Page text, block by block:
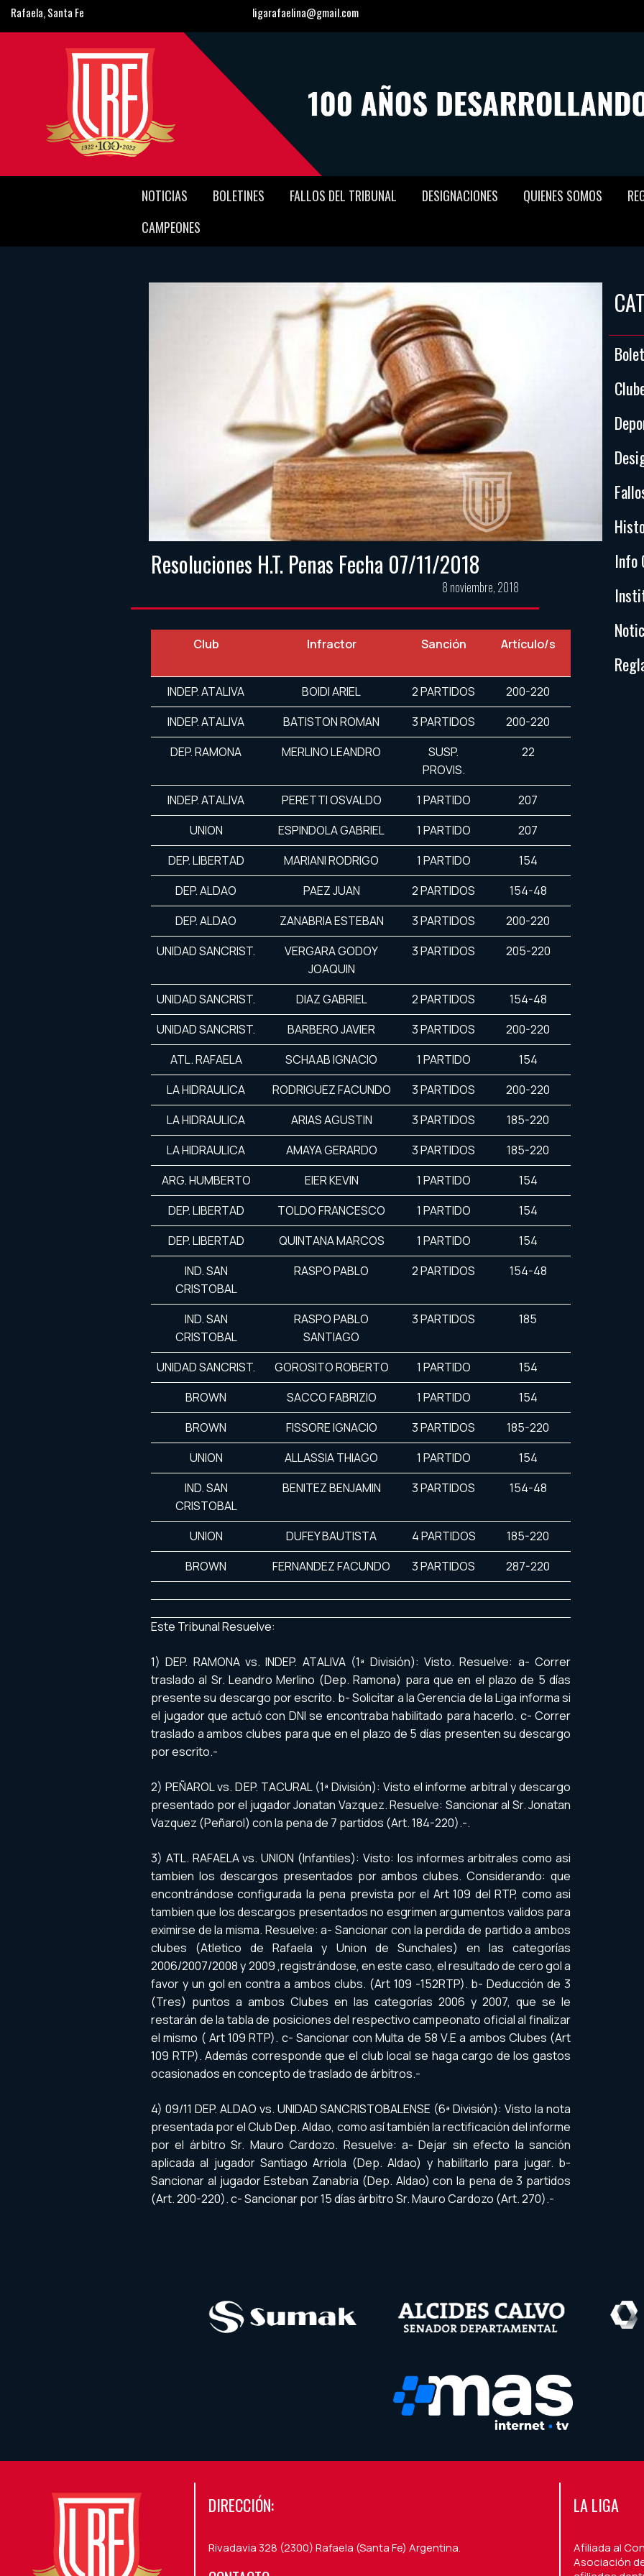
Rafaela, Santa Fe ligarafaelina@gmail.com
NOTICIAS BOLETINES FALLOS DEL TRIBUNAL DESIGNACIONES QUIENES SOMOS
CAMPEONES
Resoluciones H.T. Penas Fecha 07/11/2018
8 noviembre, 2018
Club Infractor Sanción Artículo/s
INDEP. ATALIVA BOIDI ARIEL 2 PARTIDOS
200-220
INDEP. ATALIVA
BATISTON ROMAN 3 PARTIDOS
200-220
DEP. RAMONA
MERLINO LEANDRO
SUSP.
PROVIS.
22
INDEP. ATALIVA PERETTI OSVALDO 1 PARTIDO
207
UNION
ESPINDOLA GABRIEL 1 PARTIDO
207
DEP. LIBERTAD
MARIANI RODRIGO 1 PARTIDO
154
DEP. ALDAO
PAEZ JUAN 2 PARTIDOS
154-48
DEP. ALDAO
ZANABRIA ESTEBAN 3 PARTIDOS
200-220
UNIDAD SANCRIST.
VERGARA GODOY
JOAQUIN
3 PARTIDOS 205-220
UNIDAD SANCRIST. DIAZ GABRIEL 2 PARTIDOS
154-48
UNIDAD SANCRIST.
BARBERO JAVIER 3 PARTIDOS
200-220
ATL. RAFAELA
SCHAAB IGNACIO 1 PARTIDO
154
LA HIDRAULICA
RODRIGUEZ FACUNDO 3 PARTIDOS
200-220
LA HIDRAULICA
ARIAS AGUSTIN 3 PARTIDOS
185-220
LA HIDRAULICA
AMAYA GERARDO 3 PARTIDOS
185-220
ARG. HUMBERTO
EIER KEVIN 1 PARTIDO
154
DEP. LIBERTAD
TOLDO FRANCESCO 1 PARTIDO
154
DEP. LIBERTAD
QUINTANA MARCOS 1 PARTIDO
154
IND. SAN
CRISTOBAL
RASPO PABLO 2 PARTIDOS 154-48
IND. SAN
CRISTOBAL
RASPO PABLO
SANTIAGO
3 PARTIDOS 185
UNIDAD SANCRIST. GOROSITO ROBERTO 1 PARTIDO
154
BROWN
SACCO FABRIZIO 1 PARTIDO
154
BROWN
FISSORE IGNACIO 3 PARTIDOS
185-220
UNION
ALLASSIA THIAGO 1 PARTIDO
154
IND. SAN
CRISTOBAL
BENITEZ BENJAMIN 3 PARTIDOS 154-48
UNION DUFEY BAUTISTA 4 PARTIDOS
185-220
BROWN
FERNANDEZ FACUNDO 3 PARTIDOS 287-220
Este Tribunal Resuelve:
1) DEP. RAMONA vs. INDEP. ATALIVA (1ª División): Visto. Resuelve: a- Correr
traslado al Sr. Leandro Merlino (Dep. Ramona) para que en el plazo de 5 días
presente su descargo por escrito. b- Solicitar a la Gerencia de la Liga informa si
el jugador que actuó con DNI se encontraba habilitado para hacerlo. c- Correr
traslado a ambos clubes para que en el plazo de 5 días presenten su descargo
por escrito.-
2) PEÑAROL vs. DEP. TACURAL (1ª División): Visto el informe arbitral y descargo
presentado por el jugador Jonatan Vazquez. Resuelve: Sancionar al Sr. Jonatan
Vazquez (Peñarol) con la pena de 7 partidos (Art. 184-220).-.
3) ATL. RAFAELA vs. UNION (Infantiles): Visto: los informes arbitrales como asi
tambien los descargos presentados por ambos clubes. Considerando: que
encontrándose configurada la pena prevista por el Art 109 del RTP, como asi
tambien que los descargos presentados no esgrimen argumentos validos para
eximirse de la misma. Resuelve: a-Sancionar con la perdida de partido a ambos
clubes (Atletico de Rafaela y Union de Sunchales) en las categorías
2006/2007/2008 y 2009 ,registrándose, en este caso, el resultado de cero gol a
favor y un gol en contra a ambos clubs. (Art 109 -152RTP). b-Deducción de 3
(Tres) puntos a ambos Clubes en las categorías 2006 y 2007, que se le
restarán de la tabla de posiciones del respectivo campeonato oficial al finalizar
el mismo ( Art 109 RTP). c- Sancionar con Multa de 58 V.E a ambos Clubes (Art
109 RTP). Además corresponde que el club local se haga cargo de los gastos
ocasionados en concepto de traslado de árbitros.-
4) 09/11 DEP. ALDAO vs. UNIDAD SANCRISTOBALENSE (6ª División): Visto la nota
presentada por el Club Dep. Aldao, como así también la rectificación del informe
por el árbitro Sr. Mauro Cardozo. Resuelve: a- Dejar sin efecto la sanción
aplicada al jugador Santiago Arriola (Dep. Aldao) y habilitarlo para jugar. b-
Sancionar al jugador Esteban Zanabria (Dep. Aldao) con la pena de 3 partidos
(Art. 200-220). c- Sancionar por 15 días árbitro Sr. Mauro Cardozo (Art. 270).-
Info
DIRECCIÓN:
Rivadavia 328 (2300) Rafaela (Santa Fe) Argentina.
LA LIGA
Afiliada al
Asociación